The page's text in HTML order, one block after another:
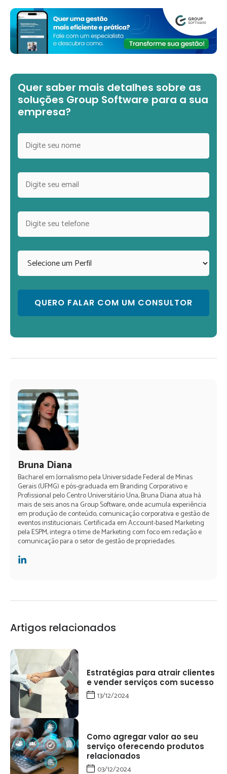
Quer saber mais detalhes sobre as
soluções Group Software para a sua
empresa?
Bruna Diana
Bacharel em Jornalismo pela Universidade Federal de Minas
Gerais (UFMG) e pós-graduada em Branding Corporativo e
Profissional pelo Centro Universitário Una, Bruna Diana atua há
mais de seis anos na Group Software, onde acumula experiência
em produção de conteúdo, comunicação corporativa e gestão de
eventos institucionais. Certificada em Account-based Marketing
pela ESPM, integra o time de Marketing com foco em redação e
comunicação para o setor de gestão de propriedades.
Artigos relacionados
Estratégias para atrair clientes
e vender serviços com sucesso
13/12/2024
Como agregar valor ao seu
serviço oferecendo produtos
relacionados
03/12/2024